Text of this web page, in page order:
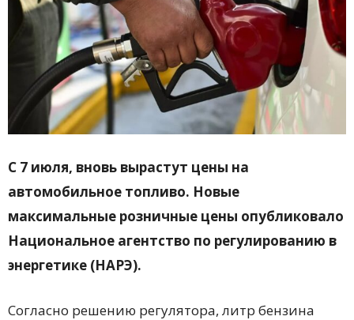
С 7 июля, вновь вырастут цены на
автомобильное топливо. Новые
максимальные розничные цены опубликовало
Национальное агентство по регулированию в
энергетике (НАРЭ).
Согласно решению регулятора, литр бензина